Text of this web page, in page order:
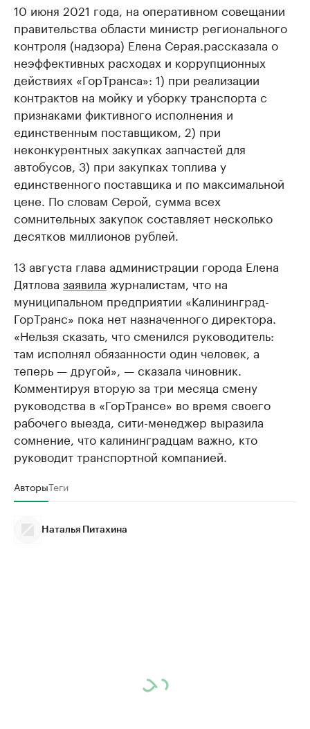
10 июня 2021 года, на оперативном совещании
правительства области министр регионального
контроля (надзора) Елена Серая.рассказала о
неэффективных расходах и коррупционных
действиях «ГорТранса»: 1) при реализации
контрактов на мойку и уборку транспорта с
признаками фиктивного исполнения и
единственным поставщиком, 2) при
неконкурентных закупках запчастей для
автобусов, 3) при закупках топлива у
единственного поставщика и по максимальной
цене. По словам Серой, сумма всех
сомнительных закупок составляет несколько
десятков миллионов рублей.
13 августа глава администрации города Елена
Дятлова заявила журналистам, что на
муниципальном предприятии «Калининград-
ГорТранс» пока нет назначенного директора.
«Нельзя сказать, что сменился руководитель:
там исполнял обязанности один человек, а
теперь — другой», — сказала чиновник.
Комментируя вторую за три месяца смену
руководства в «ГорТрансе» во время своего
рабочего выезда, сити-менеджер выразила
сомнение, что калининградцам важно, кто
руководит транспортной компанией.
АвторыТеги
Наталья Питахина